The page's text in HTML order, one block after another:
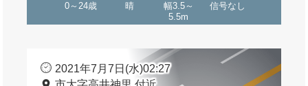
0～24歳 晴
幅3.5～
5.5m
信号なし
2021年7月7日(水)02:27